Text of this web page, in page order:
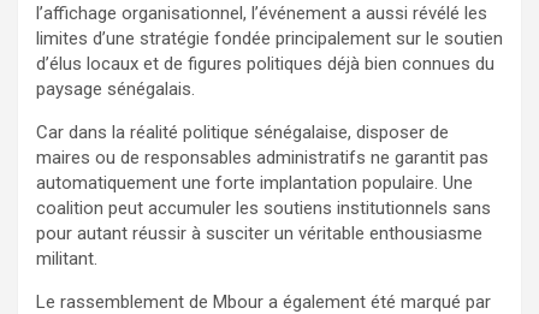
l’affichage organisationnel, l’événement a aussi révélé les
limites d’une stratégie fondée principalement sur le soutien
d’élus locaux et de figures politiques déjà bien connues du
paysage sénégalais.
Car dans la réalité politique sénégalaise, disposer de
maires ou de responsables administratifs ne garantit pas
automatiquement une forte implantation populaire. Une
coalition peut accumuler les soutiens institutionnels sans
pour autant réussir à susciter un véritable enthousiasme
militant.
Le rassemblement de Mbour a également été marqué par